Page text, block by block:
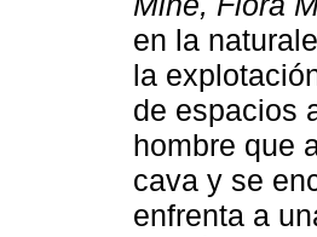
en la
la
de espacios
hombre que
cava y se
enfrenta a